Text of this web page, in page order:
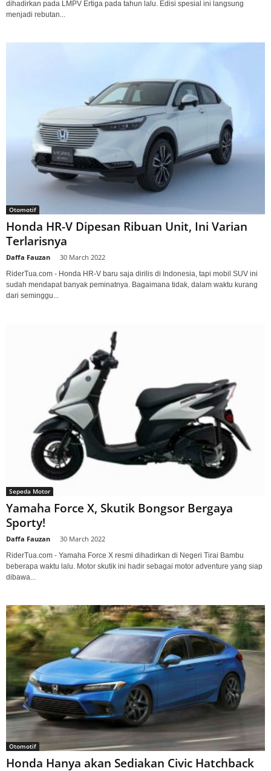
dihadirkan pada LMPV Ertiga pada tahun lalu. Edisi spesial ini langsung
menjadi rebutan...
Otomotif
Honda HR-V Dipesan Ribuan Unit, Ini Varian
Terlarisnya
Daffa Fauzan 30 March 2022
RiderTua.com - Honda HR-V baru saja dirilis di Indonesia, tapi mobil SUV ini
sudah mendapat banyak peminatnya. Bagaimana tidak, dalam waktu kurang
dari seminggu...
Sepeda Motor
Yamaha Force X, Skutik Bongsor Bergaya
Sporty!
Daffa Fauzan 30 March 2022
RiderTua.com - Yamaha Force X resmi dihadirkan di Negeri Tirai Bambu
beberapa waktu lalu. Motor skutik ini hadir sebagai motor adventure yang siap
dibawa...
Otomotif
Honda Hanya akan Sediakan Civic Hatchback